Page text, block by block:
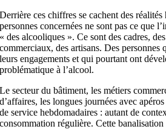
Derrière ces chiffres se cachent des
personnes concernées ne sont pas ce que
« des alcooliques ». Ce sont des cadres,
commerciaux, des artisans. Des
leurs engagements et qui pourtant ont
problématique à l’alcool.
Le secteur du bâtiment, les métiers
d’affaires, les longues journées avec
de service hebdomadaires : autant de
consommation régulière. Cette